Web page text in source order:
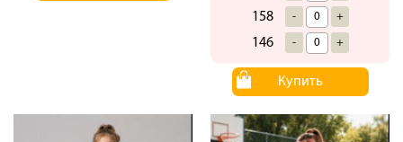
158 - +
146 - +
Купить